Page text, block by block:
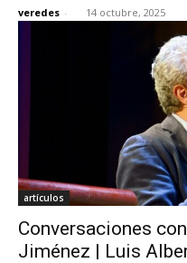
veredes - 14 octubre, 2025
artículos
Conversaciones
Jiménez | Luis